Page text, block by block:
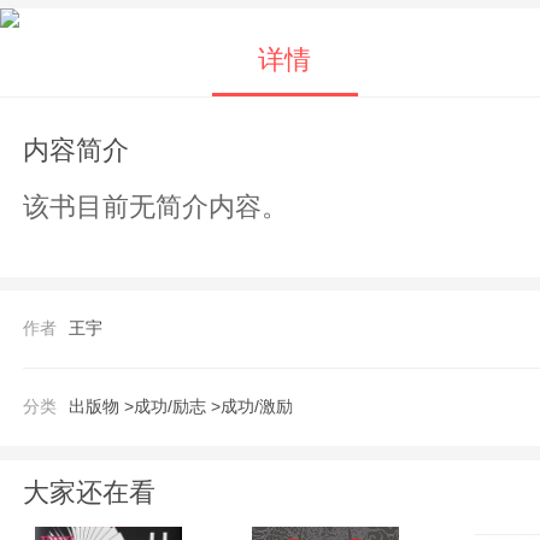
详情
内容简介
该书目前无简介内容。
作者 王宇
分类 出版物 >成功/励志 >成功/激励
大家还在看